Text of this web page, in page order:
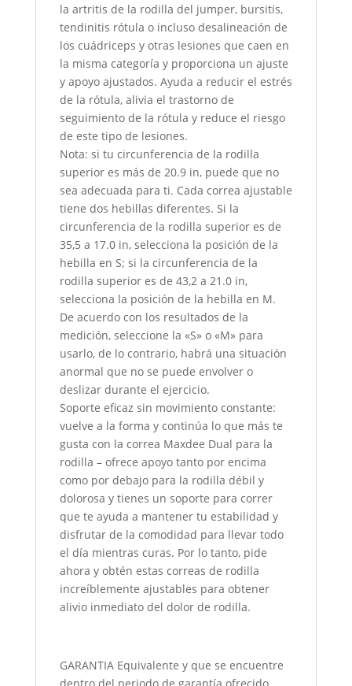
la artritis de la rodilla del jumper, bursitis,
tendinitis rótula o incluso desalineación de
los cuádriceps y otras lesiones que caen en
la misma categoría y proporciona un ajuste
y apoyo ajustados. Ayuda a reducir el estrés
de la rótula, alivia el trastorno de
seguimiento de la rótula y reduce el riesgo
de este tipo de lesiones.
Nota: si tu circunferencia de la rodilla
superior es más de 20.9 in, puede que no
sea adecuada para ti. Cada correa ajustable
tiene dos hebillas diferentes. Si la
circunferencia de la rodilla superior es de
35,5 a 17.0 in, selecciona la posición de la
hebilla en S; si la circunferencia de la
rodilla superior es de 43,2 a 21.0 in,
selecciona la posición de la hebilla en M.
De acuerdo con los resultados de la
medición, seleccione la «S» o «M» para
usarlo, de lo contrario, habrá una situación
anormal que no se puede envolver o
deslizar durante el ejercicio.
Soporte eficaz sin movimiento constante:
vuelve a la forma y continúa lo que más te
gusta con la correa Maxdee Dual para la
rodilla – ofrece apoyo tanto por encima
como por debajo para la rodilla débil y
dolorosa y tienes un soporte para correr
que te ayuda a mantener tu estabilidad y
disfrutar de la comodidad para llevar todo
el día mientras curas. Por lo tanto, pide
ahora y obtén estas correas de rodilla
increíblemente ajustables para obtener
alivio inmediato del dolor de rodilla.
GARANTIA Equivalente y que se encuentre